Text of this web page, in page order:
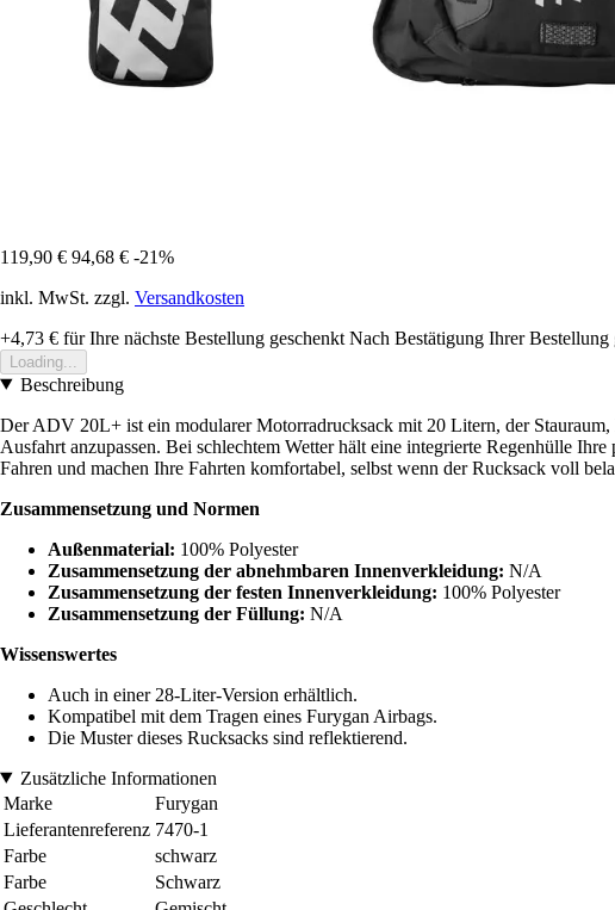
119,90 € 94,68 € -21%
inkl. MwSt. zzgl. Versandkosten
+4,73 € für Ihre nächste Bestellung geschenkt Nach Bestätigung Ihrer Bestellung
Loading...
Beschreibung
Der ADV 20L+ ist ein modularer Motorradrucksack mit 20 Litern, der
Ausfahrt anzupassen. Bei schlechtem Wetter hält eine integrierte Regenhülle
Fahren und machen Ihre Fahrten komfortabel, selbst wenn der Rucksack voll
Zusammensetzung und Normen
Außenmaterial: 100% Polyester
Zusammensetzung der abnehmbaren Innenverkleidung: N/A
Zusammensetzung der festen Innenverkleidung: 100% Polyester
Zusammensetzung der Füllung: N/A
Wissenswertes
Auch in einer 28-Liter-Version erhältlich.
Kompatibel mit dem Tragen eines Furygan Airbags.
Die Muster dieses Rucksacks sind reflektierend.
Zusätzliche Informationen
Marke
Furygan
Lieferantenreferenz 7470-1
Farbe
schwarz
Farbe
Schwarz